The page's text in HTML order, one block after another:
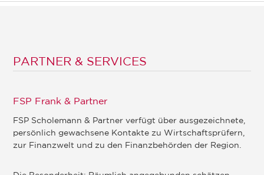
PARTNER & SERVICES
FSP Frank & Partner
FSP Scholemann & Partner verfügt über ausgezeichnete,
persönlich gewachsene Kontakte zu Wirtschaftsprüfern,
zur Finanzwelt und zu den Finanzbehörden der Region.